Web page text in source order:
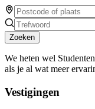
Zoeken
We heten wel
als je al wat meer
Vestigingen